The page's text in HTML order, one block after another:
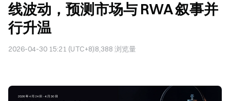
线波动，预测市场与 RWA 叙事并
行升温
2026-04-30 15:21 (UTC+8)8,388 浏览量